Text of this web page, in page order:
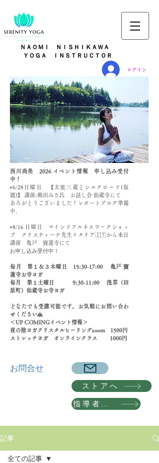
ログイン
ＮＡＯＭＩ ＮＩＳＨＩＫＡＷＡ
ＹＯＧＡ ＩＮＳＴＲＵＣＴＯＲ
西川尚美 ​2026 イベント情報 申し込み受付
中！
▪️6/28日曜日 【玄奘三蔵とシルクロード(仮
題)】 講演:鶴田みさ氏 お話し会 仙蔵寺にて
あろがとうございました！レポートブログ準備
中。
▪️8/16 日曜日 マインドフルネスワークショッ
プ クリスティーナ先生イタリア🇮🇹から来日
講演 亀戸 寶蓮寺にて
​お申し込み受付中！
​毎月 第１＆３木曜日 15:30-17:00 亀戸 寶
蓮寺お寺ヨガ
毎月 第１土曜日 9:30-11:00 浅草（田
原町）仙蔵寺お寺ヨガ
どなたでも受講可能です。お気軽にお問い合わ
せください🙏
＜UP COMINGイベント情報＞
夜の陰ヨガクリスタルヒーリングzoom 1500円
​ストレッチヨガ オンラインクラス 1000円
​お問合せ
ストアへ
指導者養成講座 詳細へ
記事
全ての記事